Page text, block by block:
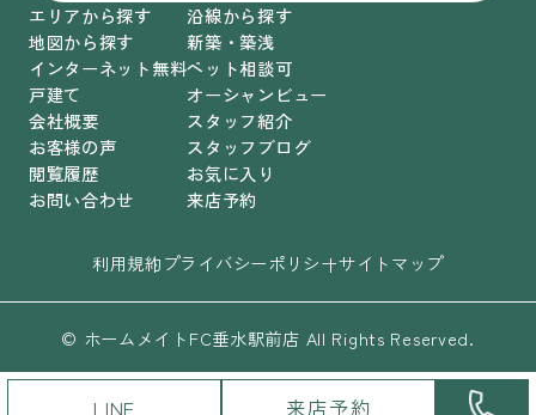
エリアから探す
地図から探す
インターネット無料
戸建て
会社概要
お客様の声
閲覧履歴
お問い合わせ
沿線から探す
新築・築浅
ペット相談可
オーシャンビュー
スタッフ紹介
スタッフブログ
お気に入り
来店予約
利用規約プライバシーポリシーサイトマップ
© ホームメイトFC垂水駅前店 All Rights Reserved.
LINE 来店予約